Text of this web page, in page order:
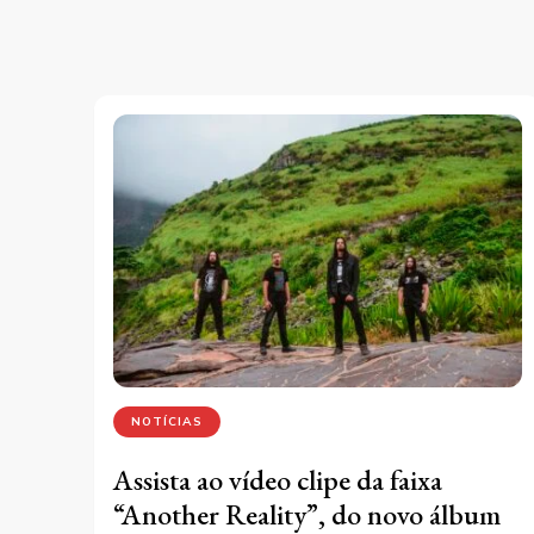
NOTÍCIAS
Assista ao vídeo clipe da faixa
“Another Reality”, do novo álbum